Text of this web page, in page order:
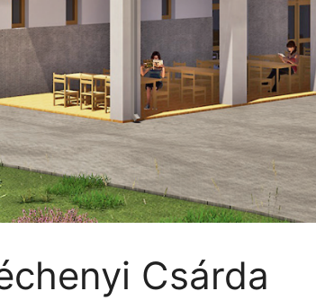
Csárda